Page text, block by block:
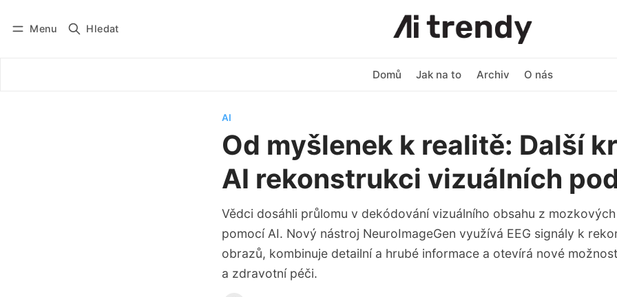
Menu Hledat
Domů Jak na to Archiv O nás
AI
Od myšlenek k realitě: Další
AI rekonstrukci vizuálních
Vědci dosáhli průlomu v dekódování vizuálního obsahu z
pomocí AI. Nový nástroj NeuroImageGen využívá EEG signály k
obrazů, kombinuje detailní a hrubé informace a otevírá nové
a zdravotní péči.